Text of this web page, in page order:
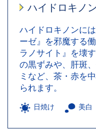
ハイドロキノ
ハイドロキノンに
ーゼ』を邪魔する
ラノサイト』を壊
の黒ずみや、肝斑
ミなど、茶・赤を
られます。
日焼け 美白